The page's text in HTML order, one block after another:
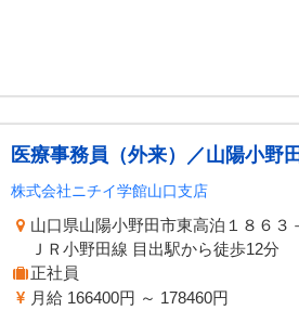
医療事務員（外来）／山陽小野
株式会社ニチイ学館山口支店
山口県山陽小野田市東高泊１８６３
ＪＲ小野田線 目出駅から徒歩12分
正社員
月給 166400円 ～ 178460円